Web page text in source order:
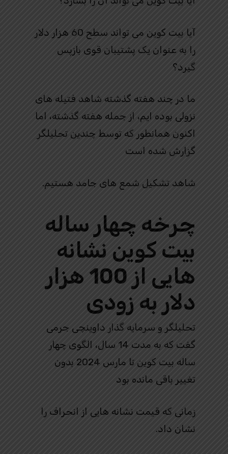
آیا بیت کوین می تواند سطح 60 هزار دلار
را به عنوان یک پشتیبان قوی بازپس
گیرد؟
ما در چند هفته گذشته شاهد فتیله های
نزولی بوده ایم، از جمله هفته گذشته، اما
اکنون همانطور که توسط چندین تحلیلگر
گزارش شده است
شاهد تشکیل شمع های جامد هستیم.
چرخه چهار ساله
بیت کوین نشانه
هایی از 100 هزار
دلار به زودی
تحلیلگر و سرمایه گذار داوینچی جرمی
گفت که به مدت 14 سال، الگوی چهار
ساله بیت کوین تا مارس 2024 بدون
تغییر باقی مانده بود
زمانی که قیمت نشانه هایی از انحراف را
نشان داد.